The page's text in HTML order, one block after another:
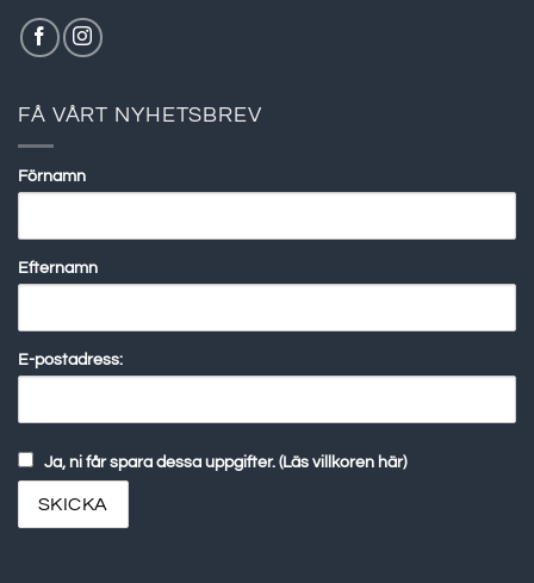
FÅ VÅRT NYHETSBREV
Förnamn
Efternamn
E-postadress:
Ja, ni får spara dessa uppgifter. (Läs villkoren här)